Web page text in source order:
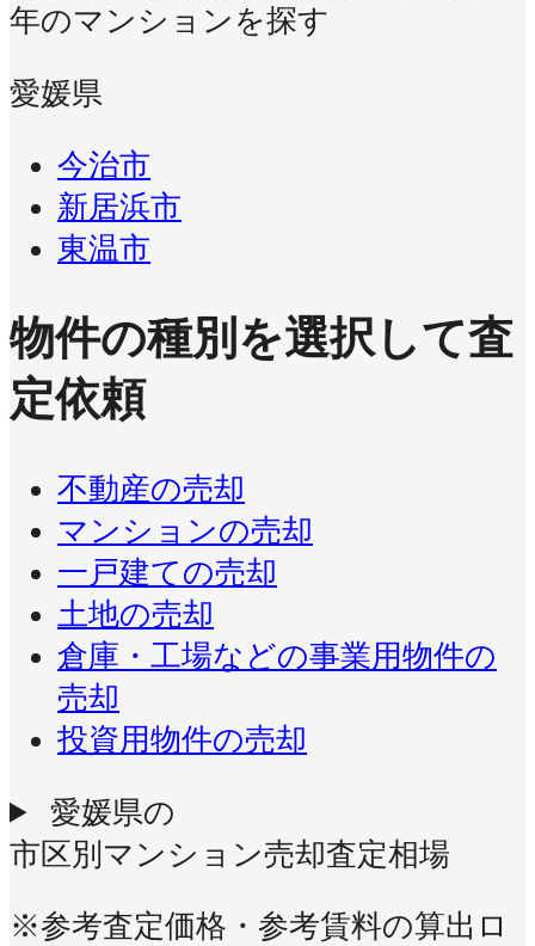
年のマンションを探す
愛媛県
今治市
新居浜市
東温市
物件の種別を選択して査
定依頼
不動産の売却
マンションの売却
一戸建ての売却
土地の売却
倉庫・工場などの事業用物件の
売却
投資用物件の売却
愛媛県の
市区別マンション売却査定相場
※参考査定価格・参考賃料の算出ロ